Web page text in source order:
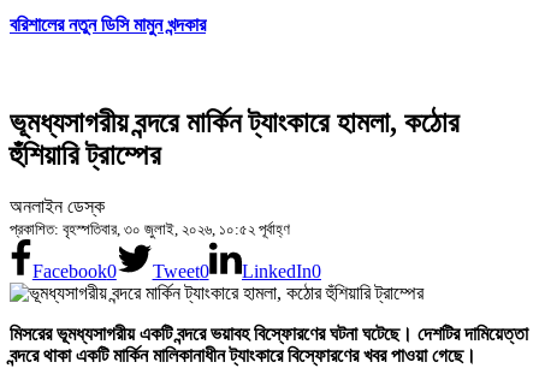
বরিশালের নতুন ডিসি মামুন খন্দকার
ভূমধ্যসাগরীয় বন্দরে মার্কিন ট্যাংকারে হামলা, কঠোর
হুঁশিয়ারি ট্রাম্পের
অনলাইন ডেস্ক
প্রকাশিত: বৃহস্পতিবার, ৩০ জুলাই, ২০২৬, ১০:৫২ পূর্বাহ্ণ
Facebook0 Tweet0 LinkedIn0
মিসরের ভূমধ্যসাগরীয় একটি বন্দরে ভয়াবহ বিস্ফোরণের ঘটনা ঘটেছে। দেশটির দামিয়েত্তা
বন্দরে থাকা একটি মার্কিন মালিকানাধীন ট্যাংকারে বিস্ফোরণের খবর পাওয়া গেছে।